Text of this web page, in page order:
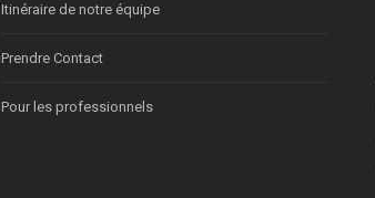
Itinéraire de notre équipe
Prendre Contact
Pour les professionnels